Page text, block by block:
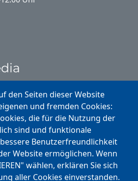
den Seiten dieser Website
und fremden Cookies:
die für die Nutzung der
sind und funktionale
Benutzerfreundlichkeit
Website ermöglichen. Wenn
wählen, erklären Sie sich
aller Cookies einverstanden.